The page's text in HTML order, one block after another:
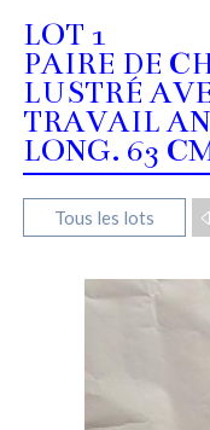
LOT 1
PAIRE DE
LUSTRÉ
TRAVAIL
LONG. 63
Tous les lots